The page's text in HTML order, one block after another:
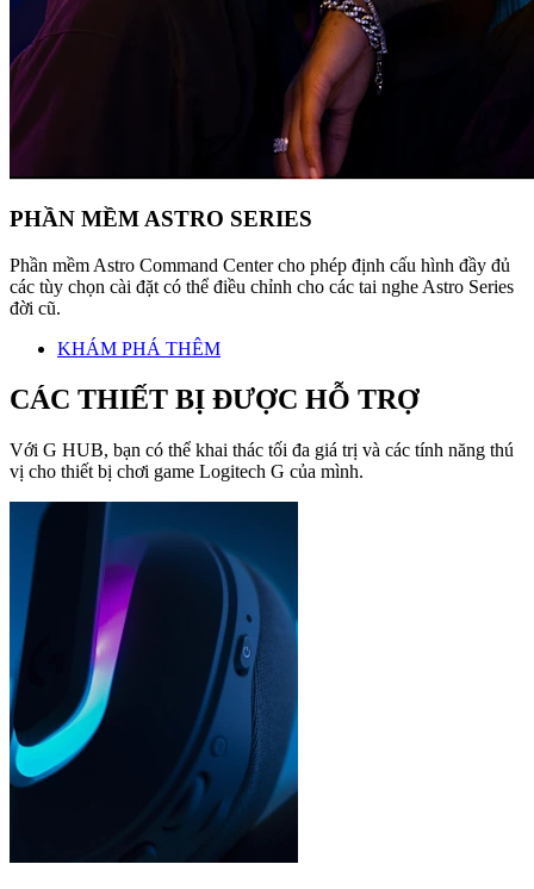
PHẦN MỀM ASTRO SERIES
Phần mềm Astro Command Center cho phép định cấu hình đầy đủ
các tùy chọn cài đặt có thể điều chỉnh cho các tai nghe Astro Series
đời cũ.
KHÁM PHÁ THÊM
CÁC THIẾT BỊ ĐƯỢC HỖ TRỢ
Với G HUB, bạn có thể khai thác tối đa giá trị và các tính năng thú
vị cho thiết bị chơi game Logitech G của mình.